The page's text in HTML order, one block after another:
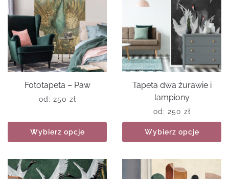
Fototapeta – Paw
od: 250 zł
Wybierz opcje
Tapeta dwa żurawie i
lampiony
od: 250 zł
Wybierz opcje